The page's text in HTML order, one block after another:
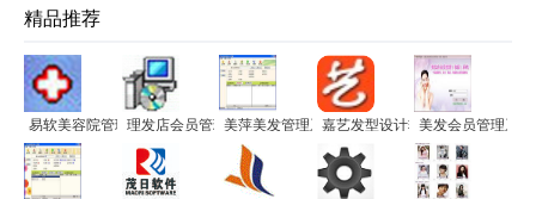
精品推荐
易软美容院管理系统理发店会员管理系统美萍美发管理系统嘉艺发型设计软件美发会员管理系统